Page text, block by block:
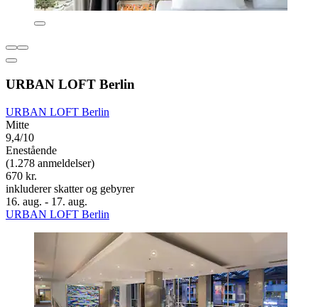
URBAN LOFT Berlin
URBAN LOFT Berlin
Mitte
9,4/10
Enestående
(1.278 anmeldelser)
670 kr.
inkluderer skatter og gebyrer
16. aug. - 17. aug.
URBAN LOFT Berlin